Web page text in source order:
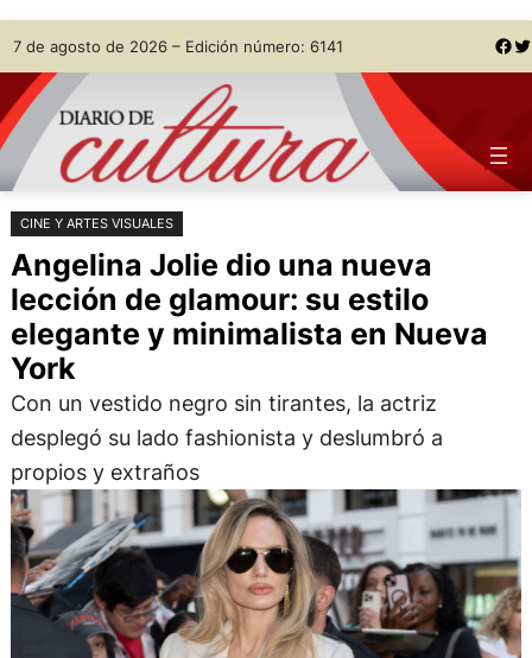
Saltar
al
contenido
Skip
to
content
7 de agosto de 2026 – Edición número: 6141 Facebook Twitter
CINE Y ARTES VISUALES
Angelina Jolie dio una nueva
lección de glamour: su estilo
elegante y minimalista en Nueva
York
Con un vestido negro sin tirantes, la actriz
desplegó su lado fashionista y deslumbró a
propios y extraños